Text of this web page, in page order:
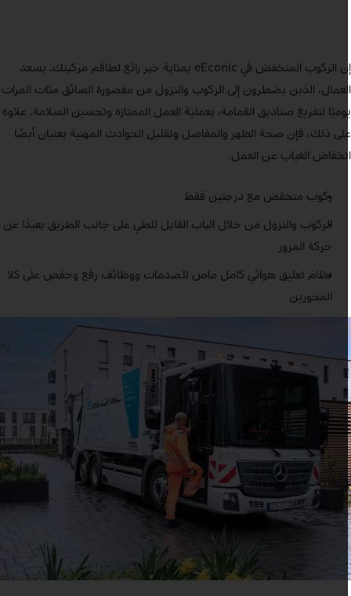
إن الركوب المنخفض في eEconic بمثابة خبر رائع لطاقم مركبتك. يسعد
الذين يضطرون إلى الركوب والنزول من مقصورة السائق مئات المرات
لتفريغ صناديق القمامة، بعملية العمل الممتازة وتحسين السلامة. علاوة
ذلك، فإن صحة الظهر والمفاصل وتقليل الحوادث المهنية يعنيان أيضًا
الغياب عن العمل.
ركوب منخفض مع درجتين فقط
الركوب والنزول من خلال الباب القابل للطي على جانب الطريق بعيدًا عن
حركة المرور
نظام تعليق هوائي كامل ماص للصدمات ووظائف رفع وخفض على كلا
المحورين